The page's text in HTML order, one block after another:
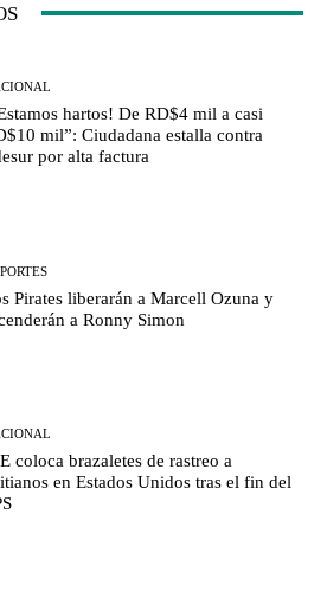
hartos! De RD$4 mil a casi
mil”: Ciudadana estalla contra
por alta factura
Pirates liberarán a Marcell Ozuna y
a Ronny Simon
coloca brazaletes de rastreo a
en Estados Unidos tras el fin del